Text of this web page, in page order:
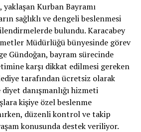
yaklaşan Kurban Bayramı
sağlıklı ve dengeli beslenmesi
bulundu. Karacabey
Müdürlüğü bünyesinde görev
Gündoğan, bayram sürecinde
karşı dikkat edilmesi gereken
tarafından ücretsiz olarak
danışmanlığı hizmeti
kişiye özel beslenme
düzenli kontrol ve takip
konusunda destek veriliyor.